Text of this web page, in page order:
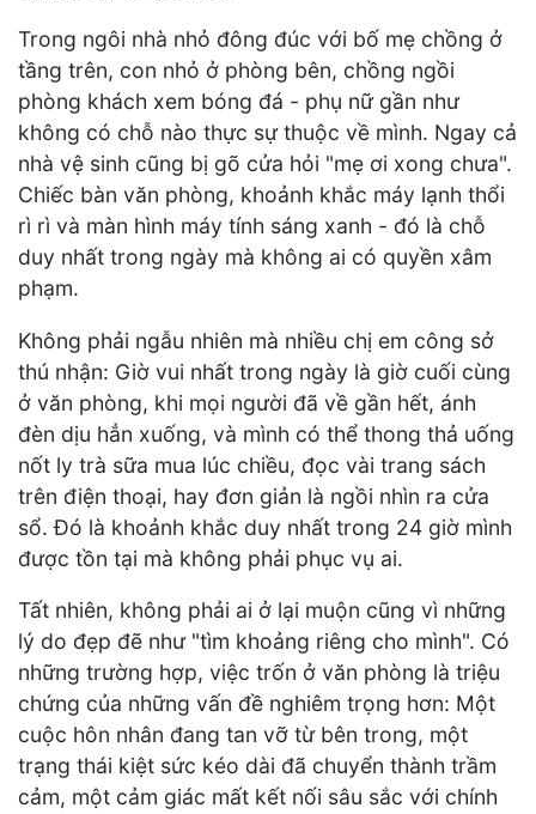
Trong ngôi nhà nhỏ đông đúc với bố mẹ chồng ở
tầng trên, con nhỏ ở phòng bên, chồng ngồi
phòng khách xem bóng đá - phụ nữ gần như
không có chỗ nào thực sự thuộc về mình. Ngay cả
nhà vệ sinh cũng bị gõ cửa hỏi "mẹ ơi xong chưa".
Chiếc bàn văn phòng, khoảnh khắc máy lạnh thổi
rì rì và màn hình máy tính sáng xanh - đó là chỗ
duy nhất trong ngày mà không ai có quyền xâm
phạm.
Không phải ngẫu nhiên mà nhiều chị em công sở
thú nhận: Giờ vui nhất trong ngày là giờ cuối cùng
ở văn phòng, khi mọi người đã về gần hết, ánh
đèn dịu hẳn xuống, và mình có thể thong thả uống
nốt ly trà sữa mua lúc chiều, đọc vài trang sách
trên điện thoại, hay đơn giản là ngồi nhìn ra cửa
sổ. Đó là khoảnh khắc duy nhất trong 24 giờ mình
được tồn tại mà không phải phục vụ ai.
Tất nhiên, không phải ai ở lại muộn cũng vì những
lý do đẹp đẽ như "tìm khoảng riêng cho mình". Có
những trường hợp, việc trốn ở văn phòng là triệu
chứng của những vấn đề nghiêm trọng hơn: Một
cuộc hôn nhân đang tan vỡ từ bên trong, một
trạng thái kiệt sức kéo dài đã chuyển thành trầm
cảm, một cảm giác mất kết nối sâu sắc với chính